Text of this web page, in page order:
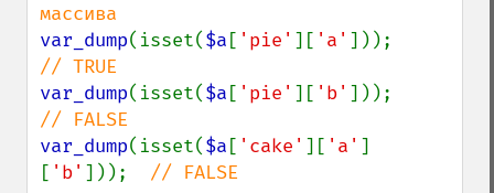
var_dump(isset($a [ 'pie' ][ 'a'
var_dump(isset($a [ 'pie' ][ 'b'
var_dump(isset($a [ 'cake' ][ 'a' ]
[ 'b' ])); // FALSE